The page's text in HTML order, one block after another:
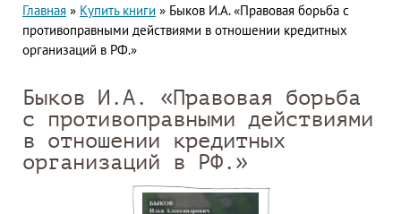
Главная » Купить книги » Быков И.А. «Правовая борьба с
противоправными действиями в отношении кредитных
организаций в РФ.»
Быков И.А. «Правовая борьба
с противоправными действиями
в отношении кредитных
организаций в РФ.»